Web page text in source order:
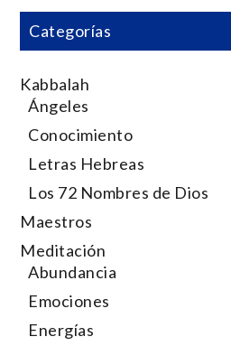
entradas
Categorías
Kabbalah
Ángeles
Conocimiento
Letras Hebreas
Los 72 Nombres de Dios
Maestros
Meditación
Abundancia
Emociones
Energías